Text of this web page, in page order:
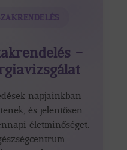
–
napjainkban
és jelentősen
életminőséget.